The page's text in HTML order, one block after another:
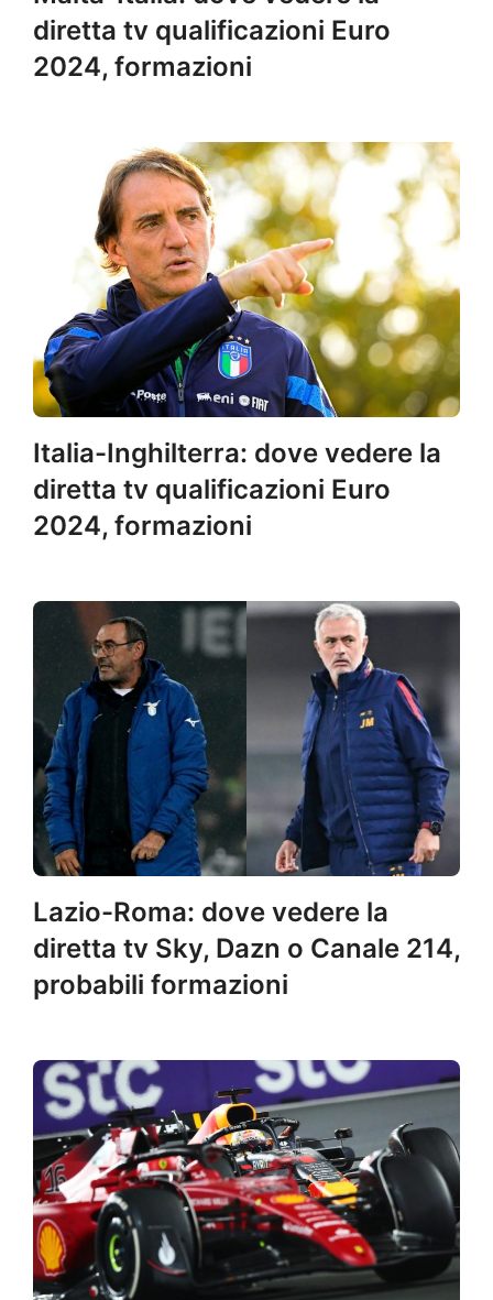
diretta tv qualificazioni Euro
2024, formazioni
Italia-Inghilterra: dove vedere la
diretta tv qualificazioni Euro
2024, formazioni
Lazio-Roma: dove vedere la
diretta tv Sky, Dazn o Canale 214,
probabili formazioni